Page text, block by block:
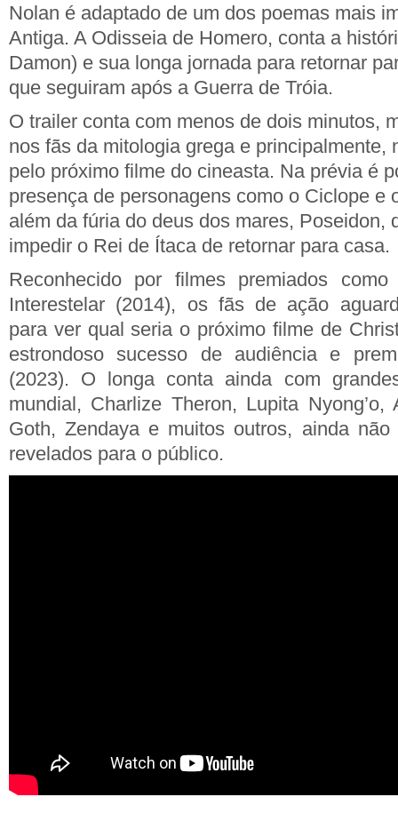
Nolan é adaptado de um dos poemas mais
Antiga. A Odisseia de Homero, conta a
Damon) e sua longa jornada para retornar
que seguiram após a Guerra de Tróia.
O trailer conta com menos de dois minutos,
nos fãs da mitologia grega e principalmente,
pelo próximo filme do cineasta. Na prévia é
presença de personagens como o Ciclope e
além da fúria do deus dos mares, Poseidon,
impedir o Rei de Ítaca de retornar para casa.
Reconhecido por filmes premiados
Interestelar (2014), os fãs de ação
para ver qual seria o próximo filme de
estrondoso sucesso de audiência e
(2023). O longa conta ainda com
mundial, Charlize Theron, Lupita Nyong’o,
Goth, Zendaya e muitos outros, ainda
revelados para o público.